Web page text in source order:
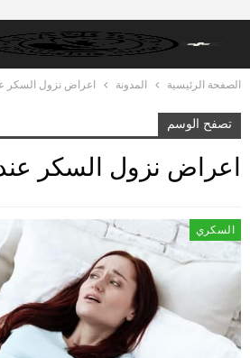
الصفحة الرئيسية المدونة اعراض نزول السكر
تصفح الوسم
اعراض نزول السكر
السكري